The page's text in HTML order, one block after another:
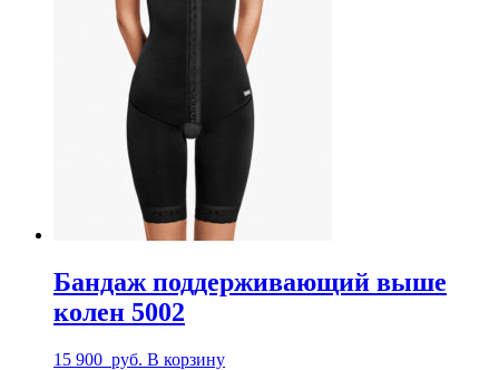
Бандаж поддерживающий выше
колен 5002
15 900 руб. В корзину